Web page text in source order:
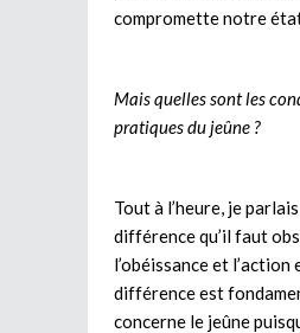
compromette notre
Mais quelles sont les
pratiques du jeûne ?
Tout à l’heure, je
différence qu’il faut
l’obéissance et l’action
différence est
concerne le jeûne